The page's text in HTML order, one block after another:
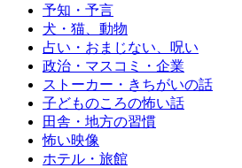
予知・予言
犬・猫、動物
占い・おまじない、呪い
政治・マスコミ・企業
ストーカー・きちがいの話
子どものころの怖い話
田舎・地方の習慣
怖い映像
ホテル・旅館